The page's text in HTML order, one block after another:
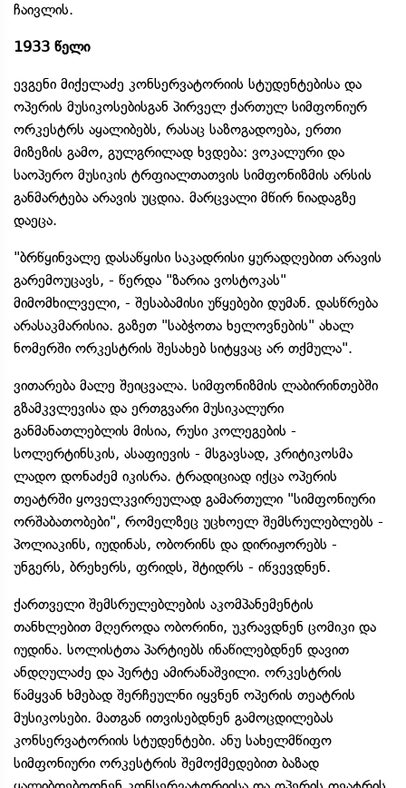
ჩაივლის.
1933 წელი
ევგენი მიქელაძე კონსერვატორიის სტუდენტებისა და
ოპერის მუსიკოსებისგან პირველ ქართულ სიმფონიურ
ორკესტრს აყალიბებს, რასაც საზოგადოება, ერთი
მიზეზის გამო, გულგრილად ხვდება: ვოკალური და
საოპერო მუსიკის ტრფიალთათვის სიმფონიზმის არსის
განმარტება არავის უცდია. მარცვალი მწირ ნიადაგზე
დაეცა.
"ბრწყინვალე დასაწყისი საკადრისი ყურადღებით არავის
გარემოუცავს, - წერდა "ზარია ვოსტოკას"
მიმომხილველი, - შესაბამისი უწყებები დუმან. დასწრება
არასაკმარისია. გაზეთ "საბჭოთა ხელოვნების" ახალ
ნომერში ორკესტრის შესახებ სიტყვაც არ თქმულა".
ვითარება მალე შეიცვალა. სიმფონიზმის ლაბირინთებში
გზამკვლევისა და ერთგვარი მუსიკალური
განმანათლებლის მისია, რუსი კოლეგების -
სოლერტინსკის, ასაფიევის - მსგავსად, კრიტიკოსმა
ლადო დონაძემ იკისრა. ტრადიციად იქცა ოპერის
თეატრში ყოველკვირეულად გამართული "სიმფონიური
ორშაბათობები", რომელზეც უცხოელ შემსრულებლებს -
პოლიაკინს, იუდინას, ობორინს და დირიჟორებს -
უნგერს, ბრეხერს, ფრიდს, შტიდრს - იწვევდნენ.
ქართველი შემსრულებლების აკომპანემენტის
თანხლებით მღეროდა ობორინი, უკრავდნენ ცომიკი და
იუდინა. სოლისტთა პარტიებს ინაწილებდნენ დავით
ანდღულაძე და პერტე ამირანაშვილი. ორკესტრის
წამყვან ხმებად შერჩეულნი იყვნენ ოპერის თეატრის
მუსიკოსები. მათგან ითვისებდნენ გამოცდილებას
კონსერვატორიის სტუდენტები. ანუ სახელმწიფო
სიმფონიური ორკესტრის შემოქმედებით ბაზად